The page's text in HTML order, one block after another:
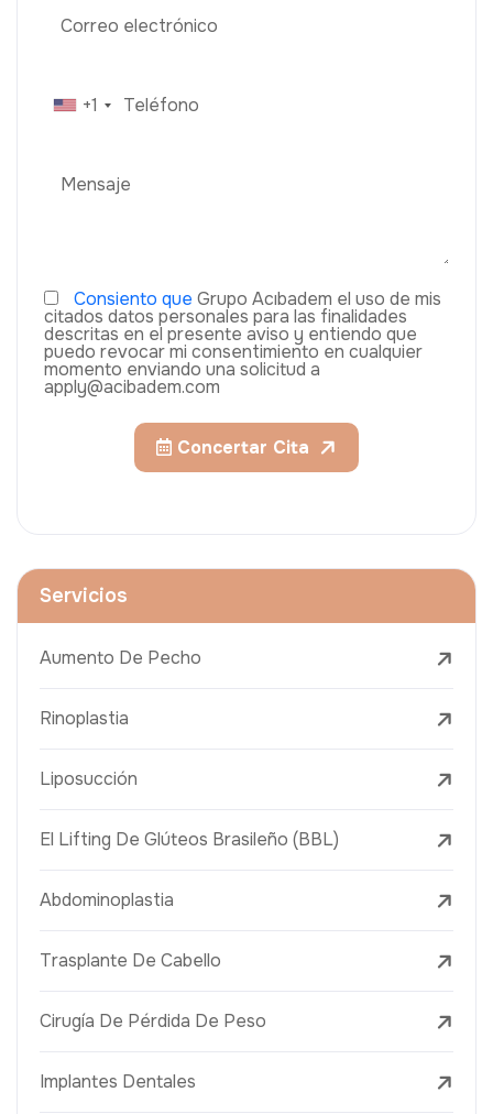
+1
Consiento que Grupo Acıbadem el uso de mis
citados datos personales para las finalidades
descritas en el presente aviso y entiendo que
puedo revocar mi consentimiento en cualquier
momento enviando una solicitud a
apply@acibadem.com
Concertar Cita
Servicios
Aumento De Pecho
Rinoplastia
Liposucción
El Lifting De Glúteos Brasileño (BBL)
Abdominoplastia
Trasplante De Cabello
Cirugía De Pérdida De Peso
Implantes Dentales